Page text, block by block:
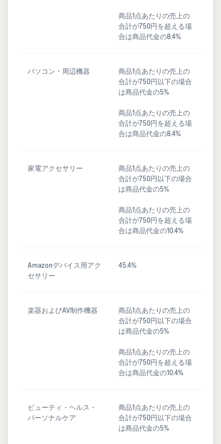
商品1点あたりの売上の
合計が750円を超える場
合は商品代金の8.4%
パソコン・周辺機器
商品1点あたりの売上の
合計が750円以下の場合
は商品代金の5%
商品1点あたりの売上の
合計が750円を超える場
合は商品代金の8.4%
家電アクセサリー
商品1点あたりの売上の
合計が750円以下の場合
は商品代金の5%
商品1点あたりの売上の
合計が750円を超える場
合は商品代金の10.4%
Amazonデバイス用アク
セサリー
45.4%
楽器およびAV制作機器
商品1点あたりの売上の
合計が750円以下の場合
は商品代金の5%
商品1点あたりの売上の
合計が750円を超える場
合は商品代金の10.4%
ビューティ・ヘルス・
パーソナルケア
商品1点あたりの売上の
合計が750円以下の場合
は商品代金の5%